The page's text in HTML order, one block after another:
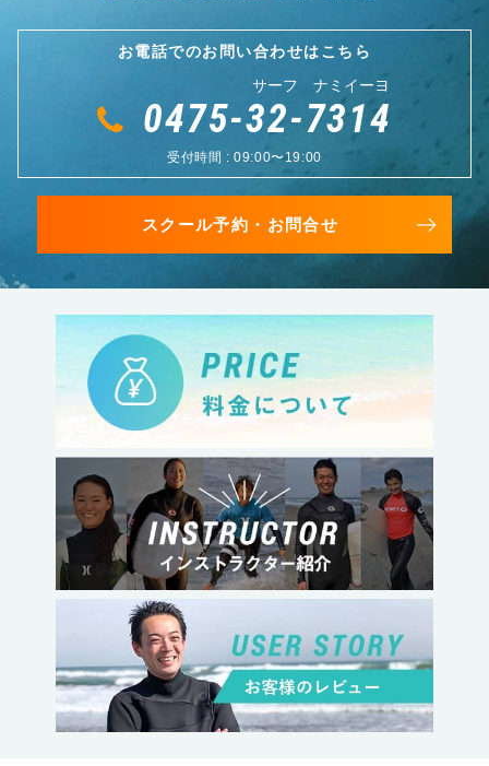
お電話でのお問い合わせはこちら
サーフ ナミイーヨ
0475-32-7314
受付時間 : 09:00〜19:00
スクール予約・お問合せ